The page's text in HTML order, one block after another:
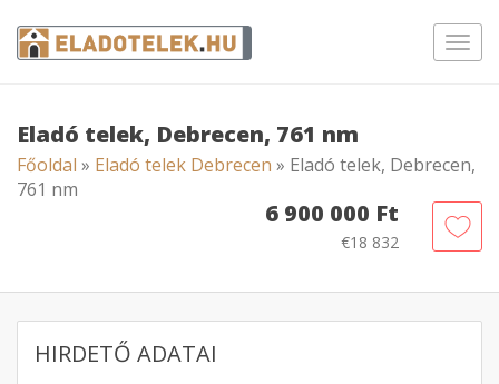
Eladó telek, Debrecen, 761 nm
Főoldal » Eladó telek Debrecen » Eladó telek, Debrecen,
761 nm
6 900 000 Ft
€18 832
HIRDETŐ ADATAI